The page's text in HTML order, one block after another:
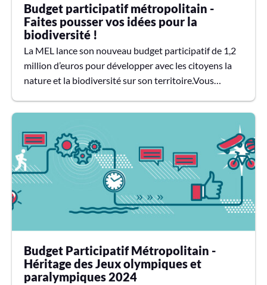
Budget participatif métropolitain -
Faites pousser vos idées pour la
biodiversité !
La MEL lance son nouveau budget participatif de 1,2
million d’euros pour développer avec les citoyens la
nature et la biodiversité sur son territoire.Vous
Budget Participatif Métropolitain -
Héritage des Jeux olympiques et
paralympiques 2024